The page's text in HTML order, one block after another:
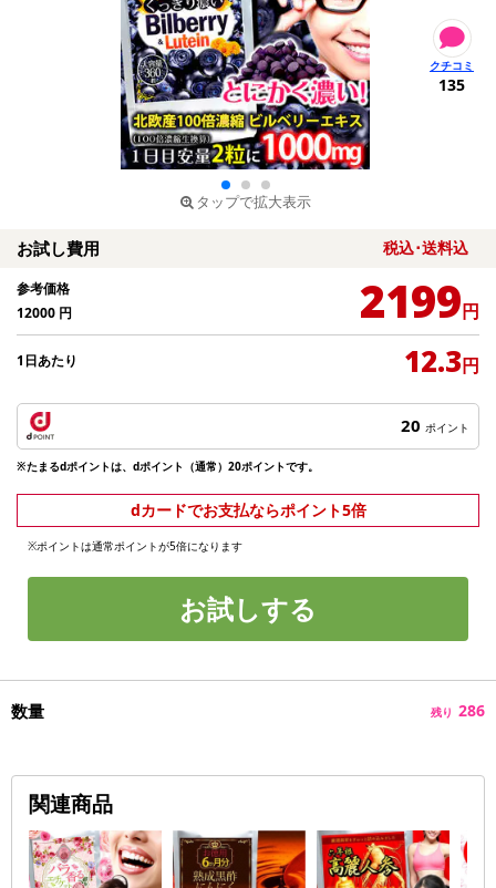
タップで拡大表示
135
お試し費用 税込･送料込
参考価格
12000 円 2199円
1日あたり 12.3円
20 ポイント
※たまるdポイントは、dポイント（通常）20ポイントです。
dカードでお支払ならポイント5倍
※ポイントは通常ポイントが5倍になります
お試しする
数量 残り 286
関連商品